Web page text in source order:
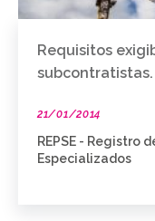
Requisitos
21/01/2014
REPSE - Registro
Especializados